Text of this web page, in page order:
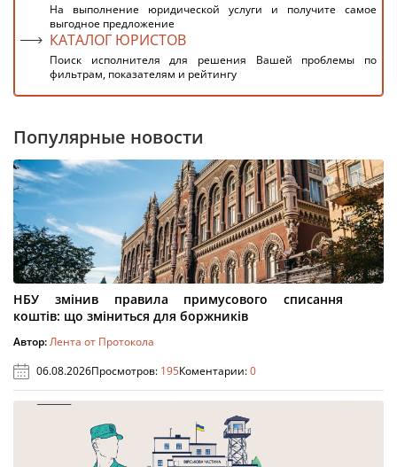
На выполнение юридической услуги и получите самое
выгодное предложение
КАТАЛОГ ЮРИСТОВ
Поиск исполнителя для решения Вашей проблемы по
фильтрам, показателям и рейтингу
Популярные новости
НБУ змінив правила примусового списання
коштів: що зміниться для боржників
Автор:Лента от Протокола
06.08.2026Просмотров: 195Коментарии:0